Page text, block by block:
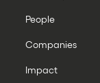
People
Companies
Impact